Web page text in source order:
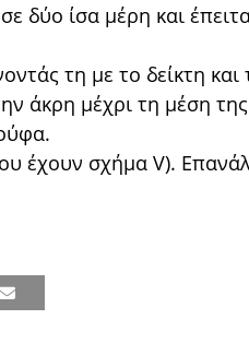
δύο ίσα μέρη και
τη με το δείκτη και
άκρη μέχρι τη μέση
έχουν σχήμα V).